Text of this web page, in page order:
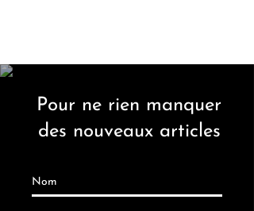
Pour ne rien manquer
des nouveaux articles